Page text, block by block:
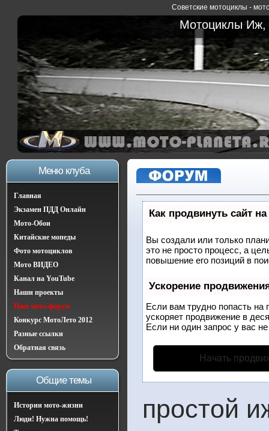
Советские мотоциклы -
Мотоциклы Иж,
Меню клуба
Главная
Экзамен ПДД Онлайн
Мото-Обои
Китайские мопеды
Фото мотоциклов
Мото ВИДЕО
Канал на YouTube
Наши проекты
Наш мото-форум
Конкурс МотоЛето 2012
Разные ссылки
Обратная связь
Общие темы
Истории мото-жизни
Люди! Нужна помощь!
Как продвинуть сайт
Вы создали или только
это не просто процесс, а
повышение его позиций в
Ускорение
Если вам трудно попасть на
ускоряет продвижение в
Если ни один запрос у вас
Начать
простой